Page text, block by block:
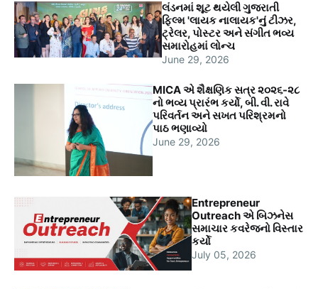
લંડનમાં શૂટ થયેલી ગુજરાતી
ફિલ્મ 'લાયક નાલાયક'નું ટીઝર,
ટ્રેલર, પોસ્ટર અને સંગીત ભવ્ય
સમારોહમાં લોન્ચ
June 29, 2026
MICA એ શૈક્ષણિક સત્ર ૨૦૨૬-૨૮
નો ભવ્ય પ્રારંભ કર્યો, બી. વી. રાવે
પરિવર્તન અને સખત પરિશ્રમનો
પાઠ ભણાવ્યો
June 29, 2026
Entrepreneur
Outreach એ બિઝનેસ
સમાચાર કવરેજનો વિસ્તાર
કર્યો
July 05, 2026